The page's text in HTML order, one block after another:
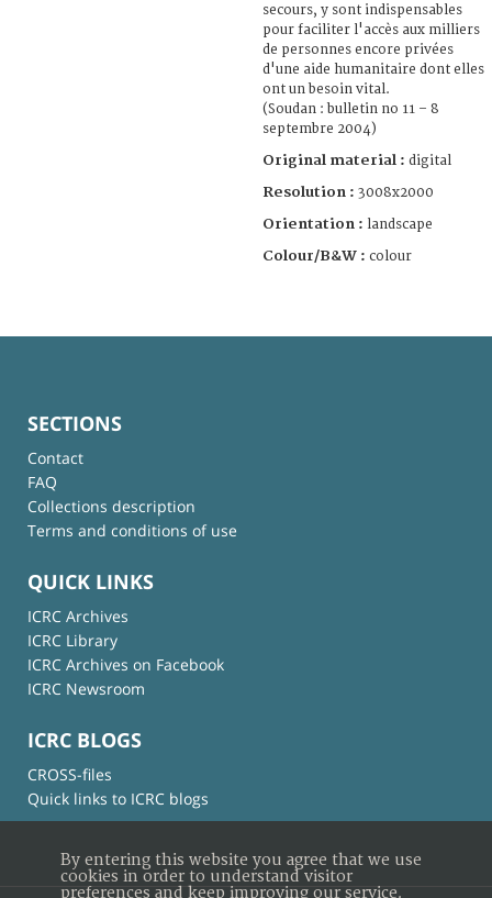
secours, y sont indispensables
pour faciliter l'accès aux milliers
de personnes encore privées
d'une aide humanitaire dont elles
ont un besoin vital.
(Soudan : bulletin no 11 – 8
septembre 2004)
Original material : digital
Resolution : 3008x2000
Orientation : landscape
Colour/B&W : colour
SECTIONS
Contact
FAQ
Collections description
Terms and conditions of use
QUICK LINKS
ICRC Archives
ICRC Library
ICRC Archives on Facebook
ICRC Newsroom
ICRC BLOGS
CROSS-files
Quick links to ICRC blogs
By entering this website you agree that we use
cookies in order to understand visitor
preferences and keep improving our service.